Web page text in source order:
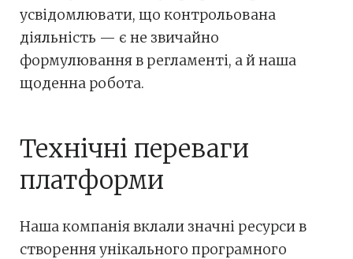
усвідомлювати, що контрольована
діяльність — є не звичайно
формулювання в регламенті, а й наша
щоденна робота.
Технічні переваги
платформи
Наша компанія вклали значні ресурси в
створення унікального програмного